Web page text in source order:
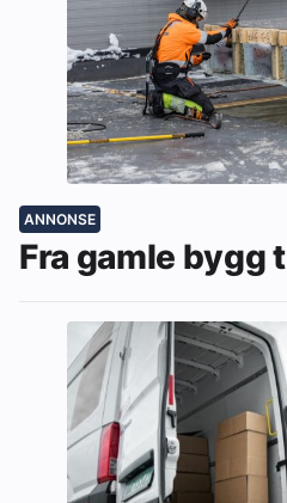
ANNONSE
Fra gamle bygg